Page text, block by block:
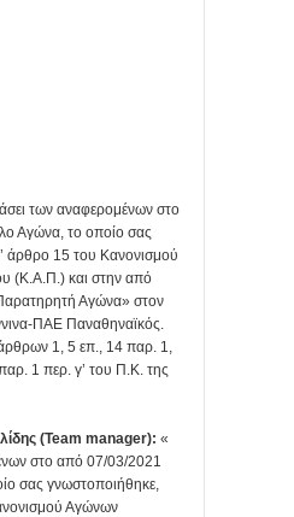
των αναφερομένων στο
Αγώνα, το οποίο σας
άρθρο 15 του Κανονισμού
(Κ.Α.Π.) και στην από
Αγώνα» στον
ΠΑΕ Παναθηναϊκός.
1, 5 επ., 14 παρ. 1,
1 περ. γ’ του Π.Κ. της
(Team manager): «
στο από 07/03/2021
σας γνωστοποιήθηκε,
Αγώνων